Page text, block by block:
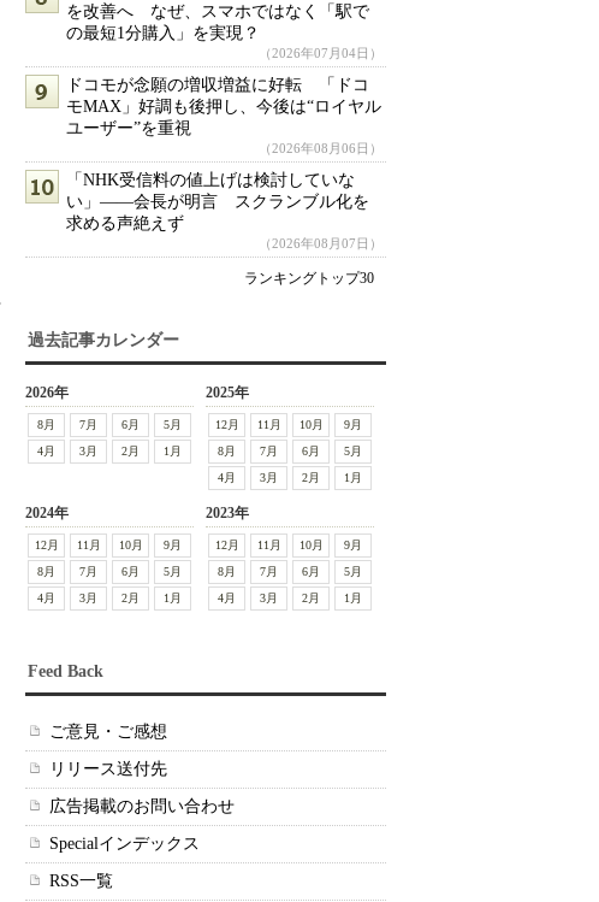
を改善へ なぜ、スマホではなく「駅で
の最短1分購入」を実現？
（2026年07月04日）
ドコモが念願の増収増益に好転 「ドコ
モMAX」好調も後押し、今後は“ロイヤル
ユーザー”を重視
（2026年08月06日）
「NHK受信料の値上げは検討していな
い」――会長が明言 スクランブル化を
求める声絶えず
（2026年08月07日）
ランキングトップ30
過去記事カレンダー
2026年
8月 7月 6月
5月
4月
3月 2月 1月
2025年
12月 11月 10月
9月
8月
7月 6月
5月
4月
3月 2月 1月
2024年
12月 11月 10月
9月
8月
7月 6月
5月
4月
3月 2月 1月
2023年
12月 11月 10月
9月
8月
7月 6月
5月
4月
3月 2月 1月
Feed Back
ご意見・ご感想
リリース送付先
広告掲載のお問い合わせ
Specialインデックス
RSS一覧